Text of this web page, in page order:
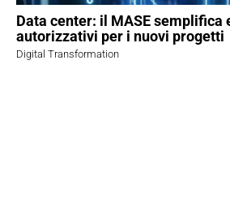
Data center: il MASE semplifica
autorizzativi per i nuovi progetti
Digital Transformation